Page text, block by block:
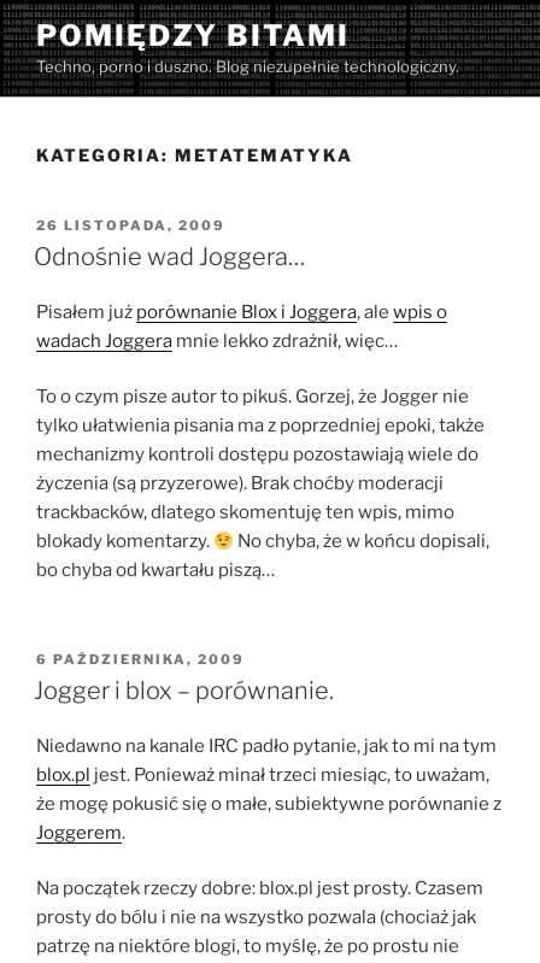
Przejdź
do
treści
POMIĘDZY BITAMI
Techno, porno i duszno. Blog niezupełnie technologiczny.
KATEGORIA: METATEMATYKA
OPUBLIKOWANE
W
26 LISTOPADA, 2009
Odnośnie wad Joggera…
Pisałem już porównanie Blox i Joggera, ale wpis o
wadach Joggera mnie lekko zdrażnił, więc…
To o czym pisze autor to pikuś. Gorzej, że Jogger nie
tylko ułatwienia pisania ma z poprzedniej epoki, także
mechanizmy kontroli dostępu pozostawiają wiele do
życzenia (są przyzerowe). Brak choćby moderacji
trackbacków, dlatego skomentuję ten wpis, mimo
blokady komentarzy.
No chyba, że w końcu dopisali,
bo chyba od kwartału piszą…
OPUBLIKOWANE
W
6 PAŹDZIERNIKA, 2009
Jogger i blox – porównanie.
Niedawno na kanale IRC padło pytanie, jak to mi na tym
blox.pl jest. Ponieważ minał trzeci miesiąc, to uważam,
że mogę pokusić się o małe, subiektywne porównanie z
Joggerem.
Na początek rzeczy dobre: blox.pl jest prosty. Czasem
prosty do bólu i nie na wszystko pozwala (chociaż jak
patrzę na niektóre blogi, to myślę, że po prostu nie